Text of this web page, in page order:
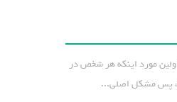
مورد اینکه هر شخص در